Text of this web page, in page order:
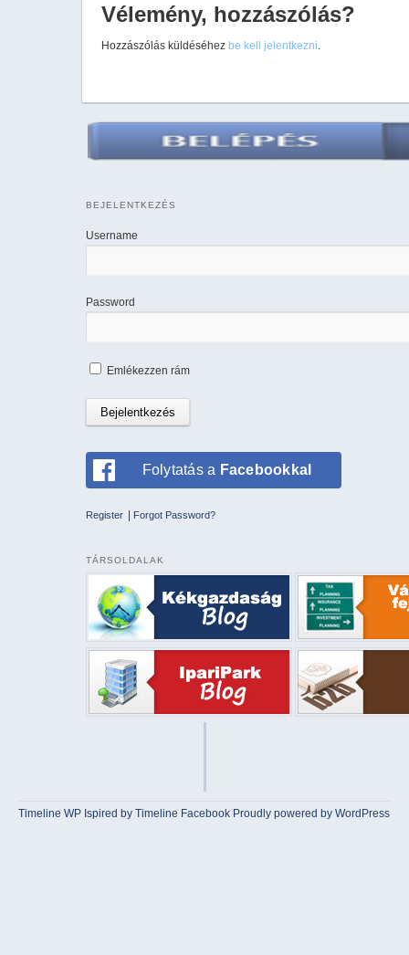
Vélemény, hozzászólás?
Hozzászólás küldéséhez be kell jelentkezni.
BEJELENTKEZÉS
Username
Password
Emlékezzen rám
Folytatás a Facebookkal
Register Forgot Password?
TÁRSOLDALAK
Timeline WP Ispired byTimeline Facebook Proudly powered by WordPress